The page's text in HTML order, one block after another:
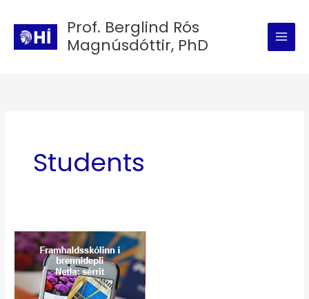
content
Prof. Berglind Rós
Magnúsdóttir, PhD
Students
„Bara
ekki
mínar
týpur!“